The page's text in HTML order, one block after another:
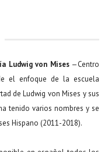
Ludwig von Mises—Centro
el enfoque de la escuela
de Ludwig von Mises y sus
tenido varios nombres y se
Hispano (2011-2018).